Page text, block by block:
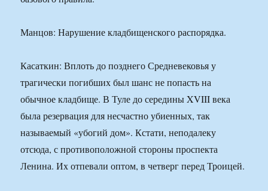
Манцов: Нарушение кладбищенского распорядка.
Касаткин: Вплоть до позднего Средневековья у
трагически погибших был шанс не попасть на
обычное кладбище. В Туле до середины XVIII века
была резервация для несчастно убиенных, так
называемый «убогий дом». Кстати, неподалеку
отсюда, с противоположной стороны проспекта
Ленина. Их отпевали оптом, в четверг перед Троицей.